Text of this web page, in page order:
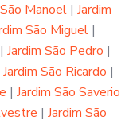
Manoel | Jardim
São Miguel |
| Jardim São Pedro |
Jardim São Ricardo |
| Jardim São Saverio
| Jardim São